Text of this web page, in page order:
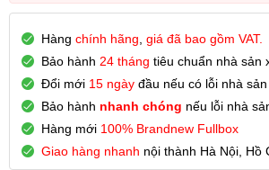
Hàng chính hãng, giá đã bao gồm VAT.
Bảo hành 24 tháng tiêu chuẩn nhà sản
Đổi mới 15 ngày đầu nếu có lỗi nhà
Bảo hành nhanh chóng nếu lỗi nhà
Hàng mới 100% Brandnew Fullbox
Giao hàng nhanh nội thành Hà Nội, Hồ